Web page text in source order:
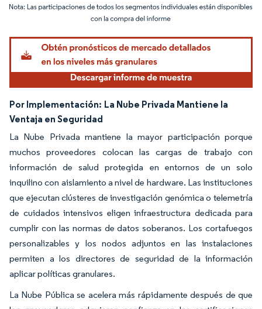
Imagen © Mordor Intelligence. El uso requiere atribución según CC BY 4.0.
Por Implementación: La Nube Privada Mantiene la
Ventaja en Seguridad
La Nube Privada mantiene la mayor participación porque
muchos proveedores colocan las cargas de trabajo con
información de salud protegida en entornos de un solo
inquilino con aislamiento a nivel de hardware. Las instituciones
que ejecutan clústeres de investigación genómica o telemetría
de cuidados intensivos eligen infraestructura dedicada para
cumplir con las normas de datos soberanos. Los cortafuegos
personalizables y los nodos adjuntos en las instalaciones
permiten a los directores de seguridad de la información
aplicar políticas granulares.
La Nube Pública se acelera más rápidamente después de que